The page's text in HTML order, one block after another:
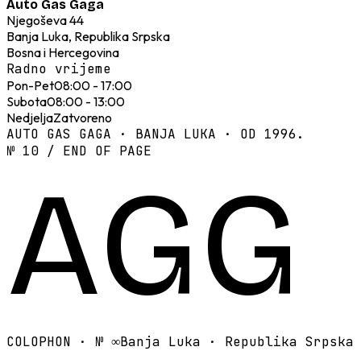
Auto Gas Gaga
Njegoševa 44
Banja Luka, Republika Srpska
Bosna i Hercegovina
Radno vrijeme
Pon-Pet08:00 - 17:00
Subota08:00 - 13:00
NedjeljaZatvoreno
AUTO GAS GAGA · BANJA LUKA · OD 1996.
№ 10 / END OF PAGE
AGG
COLOPHON · № ∞Banja Luka · Republika Srpska